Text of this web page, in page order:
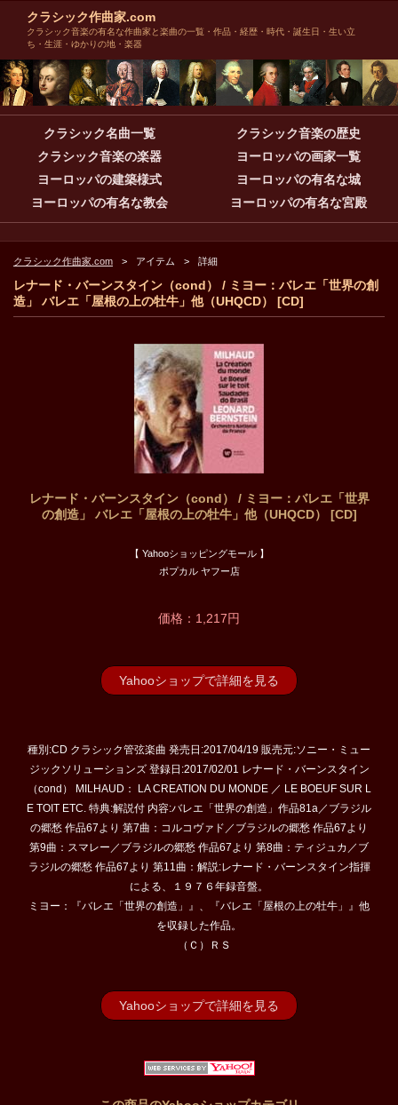
クラシック作曲家.com
クラシック音楽の有名な作曲家と楽曲の一覧・作品・経歴・時代・誕生日・生い立
ち・生涯・ゆかりの地・楽器
クラシック名曲一覧
クラシック音楽の歴史
クラシック音楽の楽器
ヨーロッパの画家一覧
ヨーロッパの建築様式
ヨーロッパの有名な城
ヨーロッパの有名な教会
ヨーロッパの有名な宮殿
クラシック作曲家.com アイテム 詳細
レナード・バーンスタイン（cond） / ミヨー：バレエ「世界の創
造」 バレエ「屋根の上の牡牛」他（UHQCD） [CD]
レナード・バーンスタイン（cond） / ミヨー：バレエ「世界
の創造」 バレエ「屋根の上の牡牛」他（UHQCD） [CD]
【 Yahooショッピングモール 】
ポプカル ヤフー店
価格：1,217円
Yahooショップで詳細を見る
種別:CD クラシック管弦楽曲 発売日:2017/04/19 販売元:ソニー・ミュー
ジックソリューションズ 登録日:2017/02/01 レナード・バーンスタイン
（cond） MILHAUD： LA CREATION DU MONDE ／ LE BOEUF SUR L
E TOIT ETC. 特典:解説付 内容:バレエ「世界の創造」作品81a／ブラジル
の郷愁 作品67より 第7曲：コルコヴァド／ブラジルの郷愁 作品67より
第9曲：スマレー／ブラジルの郷愁 作品67より 第8曲：ティジュカ／ブ
ラジルの郷愁 作品67より 第11曲：解説:レナード・バーンスタイン指揮
による、１９７６年録音盤。
ミヨー：『バレエ「世界の創造」』、『バレエ「屋根の上の牡牛」』他
を収録した作品。
（Ｃ）ＲＳ
Yahooショップで詳細を見る